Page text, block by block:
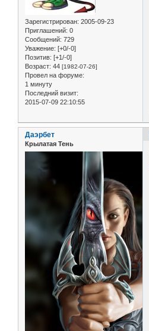
Зарегистрирован: 2005-09-23
Приглашений: 0
Сообщений: 729
Уважение: [+0/-0]
Позитив: [+1/-0]
Возраст: 44 [1982-07-26]
Провел на форуме:
1 минуту
Последний визит:
2015-07-09 22:10:55
Даэрбет
Крылатая Тень